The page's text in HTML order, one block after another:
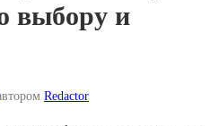
выбору и
Redactor